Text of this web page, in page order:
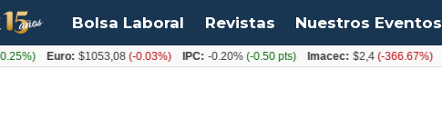
Bolsa Laboral Revistas Nuestros Eventos
Euro: $1053,08(-0.03%) IPC: -0.20% (-0.50 pts) Imacec: $2,4(-366.67%) TPM: